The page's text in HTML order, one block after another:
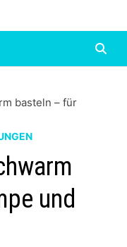
basteln – für
und